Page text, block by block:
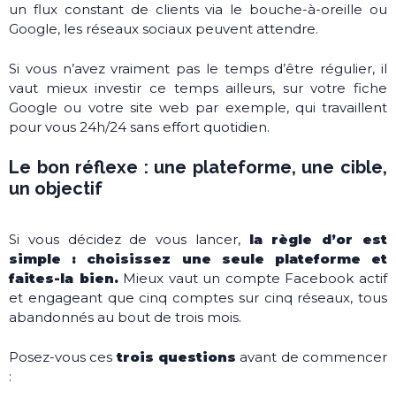
un flux constant de clients via le bouche-à-oreille ou
Google, les réseaux sociaux peuvent attendre.
Si vous n’avez vraiment pas le temps d’être régulier, il
vaut mieux investir ce temps ailleurs, sur votre fiche
Google ou votre site web par exemple, qui travaillent
pour vous 24h/24 sans effort quotidien.
Le bon réflexe : une plateforme, une cible,
un objectif
Si vous décidez de vous lancer, la règle d’or est
simple : choisissez une seule plateforme et
faites-la bien.Mieux vaut un compte Facebook actif
et engageant que cinq comptes sur cinq réseaux, tous
abandonnés au bout de trois mois.
Posez-vous cestrois questions avant de commencer
: